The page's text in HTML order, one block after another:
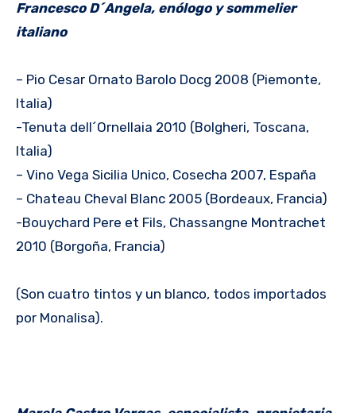
Francesco D´Angela, enólogo y sommelier
italiano
– Pio Cesar Ornato Barolo Docg 2008 (Piemonte,
Italia)
-Tenuta dell´Ornellaia 2010 (Bolgheri, Toscana,
Italia)
– Vino Vega Sicilia Unico, Cosecha 2007, España
– Chateau Cheval Blanc 2005 (Bordeaux, Francia)
-Bouychard Pere et Fils, Chassangne Montrachet
2010 (Borgoña, Francia)
(Son cuatro tintos y un blanco, todos importados
por Monalisa).